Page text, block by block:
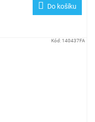
Do košíku
Kód: 140437FA